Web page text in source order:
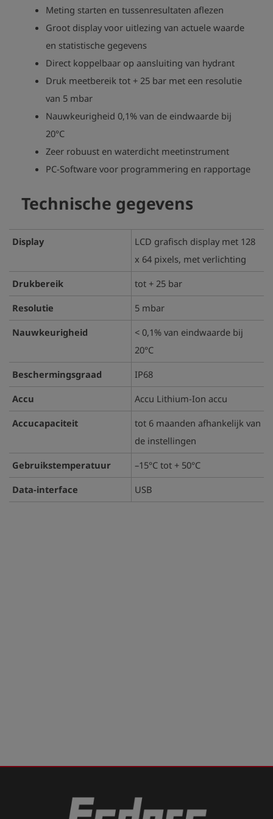
Meting starten en tussenresultaten aflezen
Groot display voor uitlezing van actuele waarde
en statistische gegevens
Direct koppelbaar op aansluiting van hydrant
Druk meetbereik tot + 25 bar met een resolutie
van 5 mbar
Nauwkeurigheid 0,1% van de eindwaarde bij
20°C
Zeer robuust en waterdicht meetinstrument
PC-Software voor programmering en rapportage
Technische gegevens
Display
LCD grafisch display met 128
x 64 pixels, met verlichting
Drukbereik
tot + 25 bar
Resolutie
5 mbar
Nauwkeurigheid
< 0,1% van eindwaarde bij
20°C
Beschermingsgraad
IP68
Accu
Accu Lithium-Ion accu
Accucapaciteit
tot 6 maanden afhankelijk van
de instellingen
Gebruikstemperatuur
–15°C tot + 50°C
Data-interface
USB